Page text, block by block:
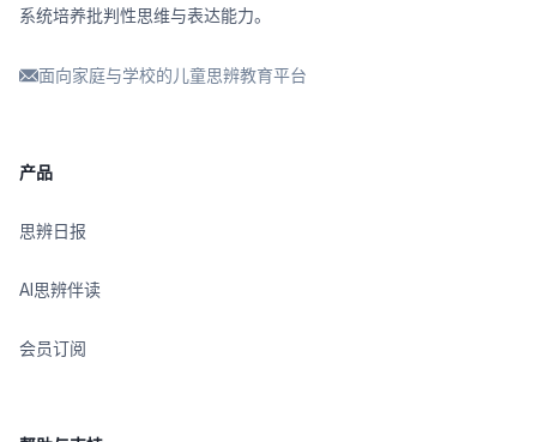
系统培养批判性思维与表达能力。
面向家庭与学校的儿童思辨教育平台
产品
思辨日报
AI思辨伴读
会员订阅